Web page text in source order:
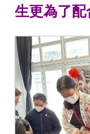
生更為了配